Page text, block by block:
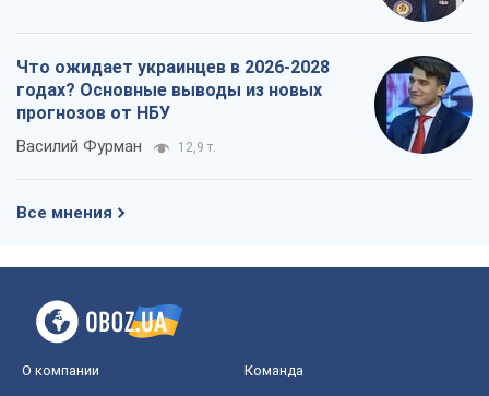
Что ожидает украинцев в 2026-2028
годах? Основные выводы из новых
прогнозов от НБУ
Василий Фурман 12,9 т.
Все мнения
О компании Команда